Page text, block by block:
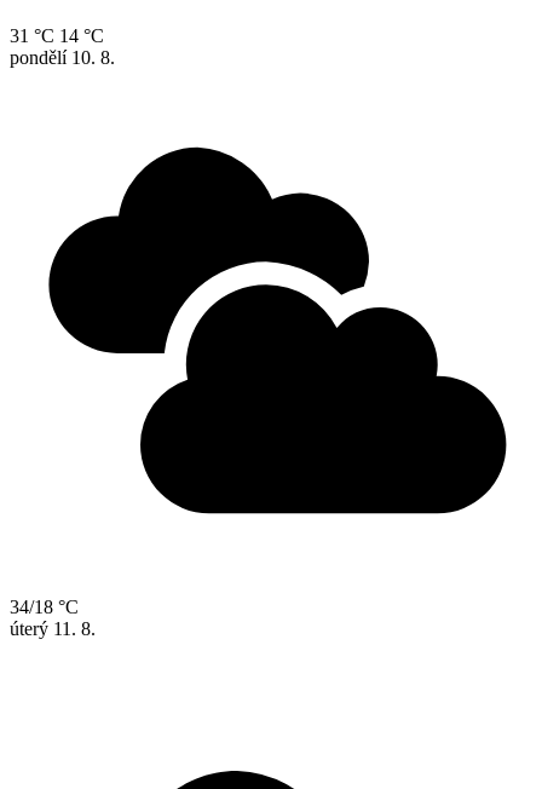
31 °C 14 °C
pondělí 10. 8.
34/18 °C
úterý 11. 8.